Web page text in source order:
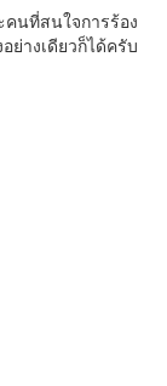
นที่สนใจการร้อง
ย่างเดียวก็ได้ครับ